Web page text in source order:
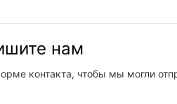
нам
контакта, чтобы мы могли